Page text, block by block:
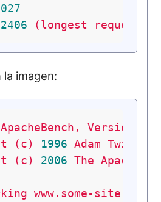
(longest request)
imagen:
ApacheBench, Version
(c) 1996 Adam Twiss,
(c) 2006 The Apache
www.some-site.cc